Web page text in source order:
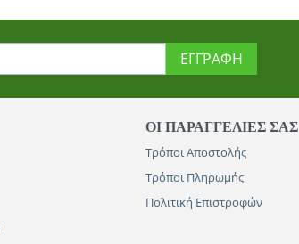
ΕΓΓΡΑΦΉ
ΟΙ ΠΑΡΑΓΓΕΛΊΕΣ​ ΣΑΣ
Τρόποι Αποστολής
Τρόποι Πληρωμής
Πολιτική Επιστροφών